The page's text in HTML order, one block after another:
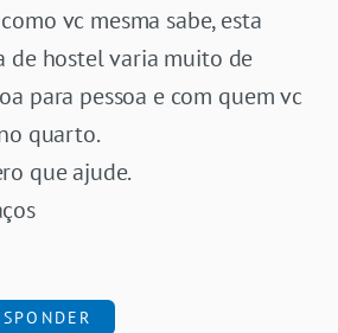
vc mesma sabe, esta
de hostel varia muito de
para pessoa e com quem vc
quarto.
que ajude.